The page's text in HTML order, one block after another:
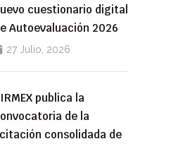
cuestionario digital
Autoevaluación 2026
27 Julio, 2026
publica la
de la
consolidada de